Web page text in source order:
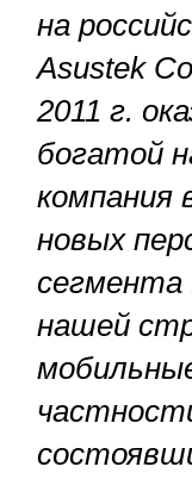
на
Asustek
2011 г.
богатой
компания
новых
сегмента
нашей